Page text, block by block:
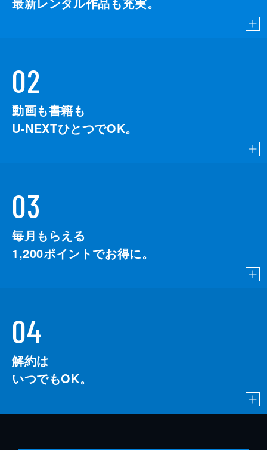
02
動画も書籍も
U-NEXTひとつでOK。
03
毎月もらえる
1,200ポイントでお得に。
04
解約は
いつでもOK。